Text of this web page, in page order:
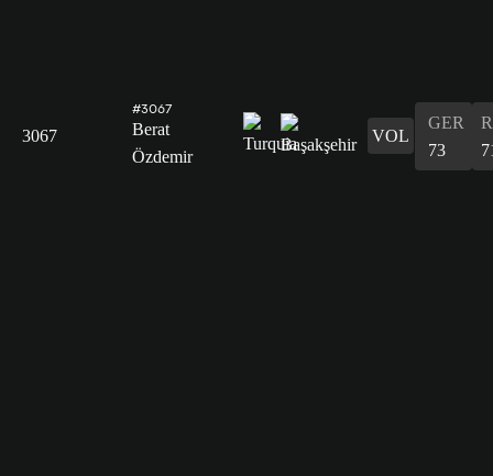
3067
#3067
Berat
Özdemir
VOL
GER
73